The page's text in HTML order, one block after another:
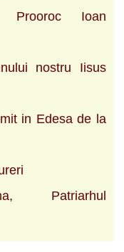
Prooroc Ioan
nostru Iisus
in Edesa de la
Patriarhul